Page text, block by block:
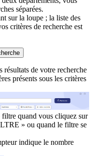
séparées.
sur la loupe ; la liste des
critères de recherche est
de votre recherche
présents sous les critères
filtre quand vous cliquez sur
» ou quand le filtre se
indique le nombre